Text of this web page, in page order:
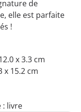
de
elle est parfaite
!
x 3.3 cm
x 15.2 cm
: livre